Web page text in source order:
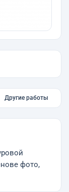
Другие работы
фото,